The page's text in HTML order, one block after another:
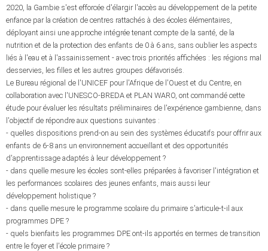
2020, la Gambie s'est efforcée d'élargir l'accès au développement de la petite
enfance par la création de centres rattachés à des écoles élémentaires,
déployant ainsi une approche intégrée tenant compte de la santé, de la
nutrition et de la protection des enfants de 0 à 6 ans, sans oublier les aspects
liés à l'eau et à l'assainissement - avec trois priorités affichées : les régions mal
desservies, les filles et les autres groupes défavorisés.
Le Bureau régional de l'UNICEF pour l'Afrique de l'Ouest et du Centre, en
collaboration avec l'UNESCO-BREDA et PLAN WARO, ont commandé cette
étude pour évaluer les résultats préliminaires de l'expérience gambienne, dans
l'objectif de répondre aux questions suivantes :
- quelles dispositions prend-on au sein des systèmes éducatifs pour offrir aux
enfants de 6-8 ans un environnement accueillant et des opportunités
d'apprentissage adaptés à leur développement ?
- dans quelle mesure les écoles sont-elles préparées à favoriser l'intégration et
les performances scolaires des jeunes enfants, mais aussi leur
développement holistique ?
- dans quelle mesure le programme scolaire du primaire s'articule-t-il aux
programmes DPE ?
- quels bienfaits les programmes DPE ont-ils apportés en termes de transition
entre le foyer et l'école primaire ?